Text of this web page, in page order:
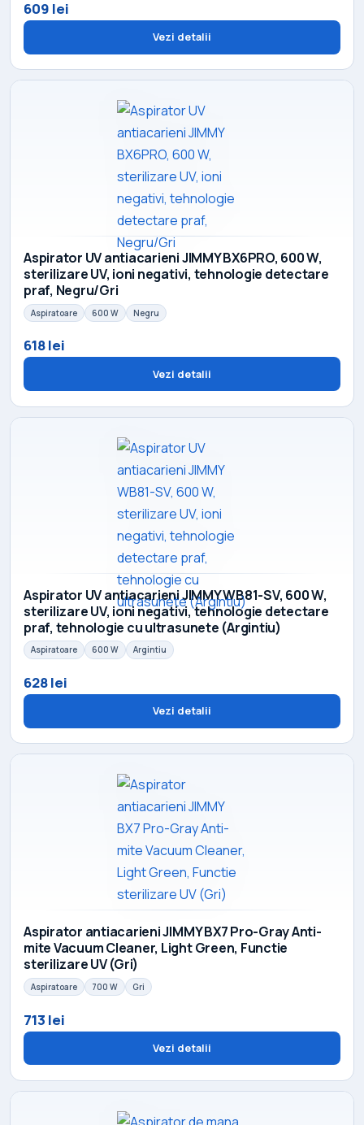
609 lei
Vezi detalii
Aspirator UV antiacarieni JIMMY BX6PRO, 600 W,
sterilizare UV, ioni negativi, tehnologie detectare
praf, Negru/Gri
Aspiratoare 600 W Negru
618 lei
Vezi detalii
Aspirator UV antiacarieni JIMMY WB81-SV, 600 W,
sterilizare UV, ioni negativi, tehnologie detectare
praf, tehnologie cu ultrasunete (Argintiu)
Aspiratoare 600 W Argintiu
628 lei
Vezi detalii
Aspirator antiacarieni JIMMY BX7 Pro-Gray Anti-
mite Vacuum Cleaner, Light Green, Functie
sterilizare UV (Gri)
Aspiratoare 700 W Gri
713 lei
Vezi detalii